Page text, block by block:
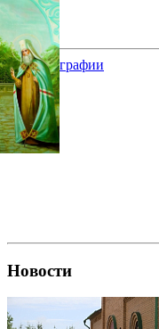
все фотографии
Новости